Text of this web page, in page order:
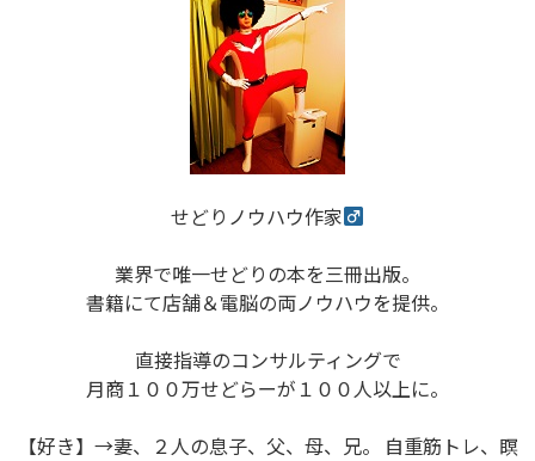
せどりノウハウ作家
業界で唯一せどりの本を三冊出版。
書籍にて店舗＆電脳の両ノウハウを提供。
直接指導のコンサルティングで
月商１００万せどらーが１００人以上に。
【好き】→妻、２人の息子、父、母、兄。 自重筋トレ、瞑